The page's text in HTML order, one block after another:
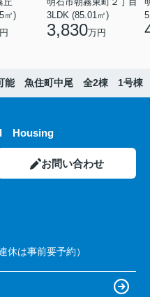
㎡)
3LDK (85.01㎡)
3,830万円
能 魚住町中尾 全2棟 1号棟
Housing
お問い合わせ
休は事前要予約）